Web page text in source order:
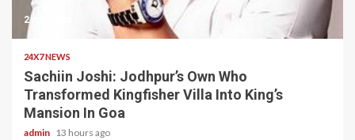
2 min read
24X7 NEWS
Sachiin Joshi: Jodhpur’s Own Who
Transformed Kingfisher Villa Into King’s
Mansion In Goa
admin 13 hours ago